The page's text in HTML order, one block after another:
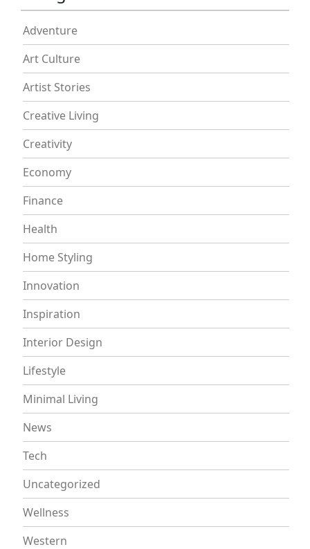
Adventure
Art Culture
Artist Stories
Creative Living
Creativity
Economy
Finance
Health
Home Styling
Innovation
Inspiration
Interior Design
Lifestyle
Minimal Living
News
Tech
Uncategorized
Wellness
Western